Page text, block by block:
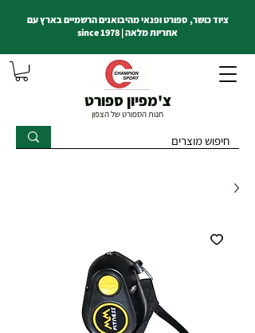
צ'מפיון ספורט
חנות הספורט של הצפון
ציוד כושר, ספורט ופנאי מהיבואנים הרשמיים בארץ עם
אחריות מלאה | since 1978